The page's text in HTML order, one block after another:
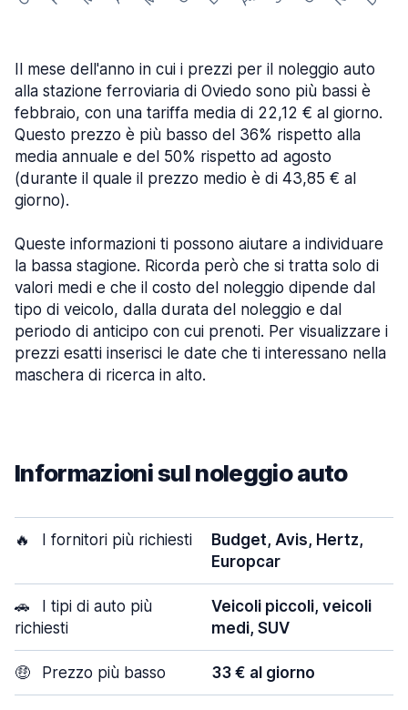
Il mese dell'anno in cui i prezzi per il noleggio auto
alla stazione ferroviaria di Oviedo sono più bassi è
febbraio, con una tariffa media di 22,12 € al giorno.
Questo prezzo è più basso del 36% rispetto alla
media annuale e del 50% rispetto ad agosto
(durante il quale il prezzo medio è di 43,85 € al
giorno).
Queste informazioni ti possono aiutare a individuare
la bassa stagione. Ricorda però che si tratta solo di
valori medi e che il costo del noleggio dipende dal
tipo di veicolo, dalla durata del noleggio e dal
periodo di anticipo con cui prenoti. Per visualizzare i
prezzi esatti inserisci le date che ti interessano nella
maschera di ricerca in alto.
Informazioni sul noleggio auto
🔥 I fornitori più richiesti
Budget, Avis, Hertz,
Europcar
🚗
I tipi di auto più
richiesti
Veicoli piccoli, veicoli
medi, SUV
🤑 Prezzo più basso 33 € al giorno